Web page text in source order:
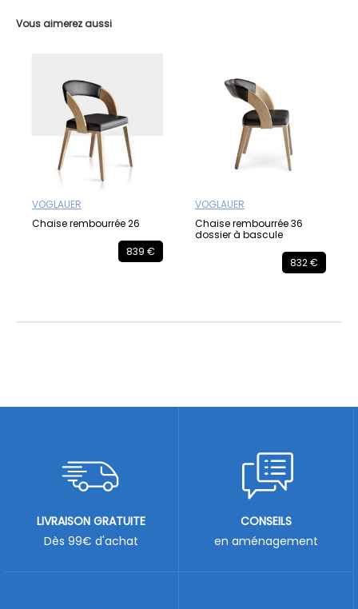
Vous aimerez aussi
VOGLAUER
Chaise rembourrée 26
839 €
VOGLAUER
Chaise rembourrée 36
dossier à bascule
832 €
LIVRAISON GRATUITE
Dès 99€ d'achat
CONSEILS
en aménagement